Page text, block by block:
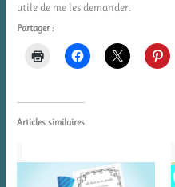
utile de me les demander.
Partager :
Articles similaires